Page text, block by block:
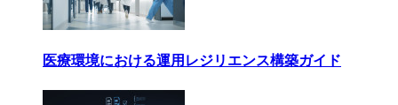
医療環境における運用レジリエンス構築ガイド